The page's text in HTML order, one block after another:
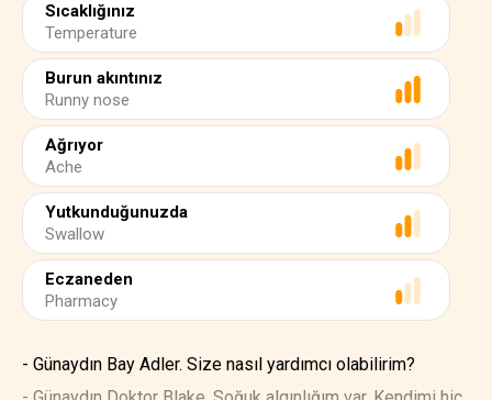
Sıcaklığınız
Temperature
Burun akıntınız
Runny nose
Ağrıyor
Ache
Yutkunduğunuzda
Swallow
Eczaneden
Pharmacy
- Günaydın Bay Adler. Size nasıl yardımcı olabilirim?